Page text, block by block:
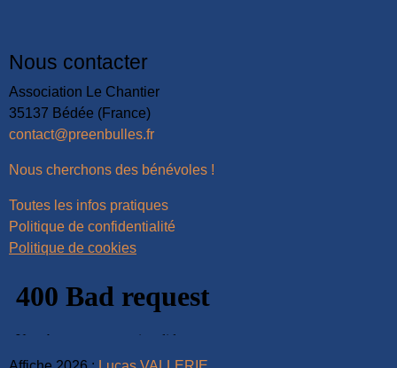
Nous contacter
Association Le Chantier
35137 Bédée (France)
contact@preenbulles.fr
Nous cherchons des bénévoles !
Toutes les infos pratiques
Politique de confidentialité
Politique de cookies